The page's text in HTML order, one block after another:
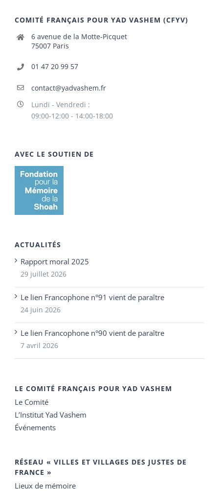
COMITÉ FRANÇAIS POUR YAD VASHEM (CFYV)
6 avenue de la Motte-Picquet
75007 Paris
01 47 20 99 57
contact@yadvashem.fr
Lundi - Vendredi :
09:00-12:00 - 14:00-18:00
AVEC LE SOUTIEN DE
ACTUALITÉS
Rapport moral 2025
29 juillet 2026
Le lien Francophone n°91 vient de paraître
24 juin 2026
Le lien Francophone n°90 vient de paraître
7 avril 2026
LE COMITÉ FRANÇAIS POUR YAD VASHEM
Le Comité
L’Institut Yad Vashem
Événements
RÉSEAU « VILLES ET VILLAGES DES JUSTES DE
FRANCE »
Lieux de mémoire